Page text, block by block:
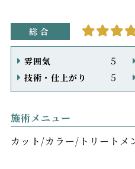
総合
雰囲気 5
技術・仕上がり 5
施術メニュー
カット カラー トリートメ